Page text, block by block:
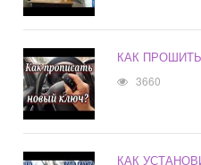
КАК
3660
КАК